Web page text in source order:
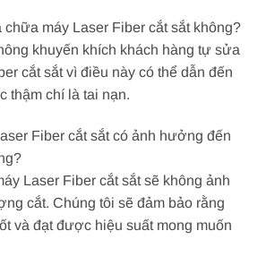
máy Laser Fiber cắt sắt không?
khuyến khích khách hàng tự sửa
cắt sắt vì điều này có thể dẫn đến
thậm chí là tai nạn.
Fiber cắt sắt có ảnh hưởng đến
Laser Fiber cắt sắt sẽ không ảnh
cắt. Chúng tôi sẽ đảm bảo rằng
và đạt được hiệu suất mong muốn